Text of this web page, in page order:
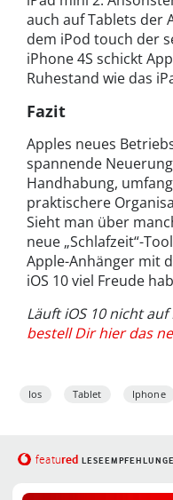
auch auf Tablets der
dem iPod touch der
iPhone 4S schickt
Ruhestand wie das
Fazit
Apples neues
spannende
Handhabung,
praktischere
Sieht man über
neue „Schlafzeit“-
Apple-Anhänger mit
iOS 10 viel Freude
Läuft iOS 10 nicht
bestell Dir hier das
Ios Tablet Iphone
featured